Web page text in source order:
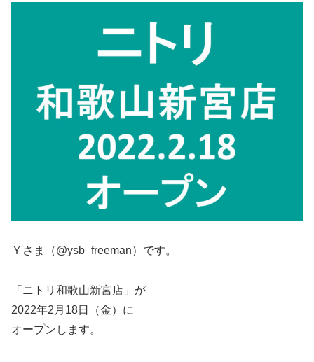
Ｙさま（@ysb_freeman）です。
「ニトリ和歌山新宮店」が
2022年2月18日（金）に
オープンします。